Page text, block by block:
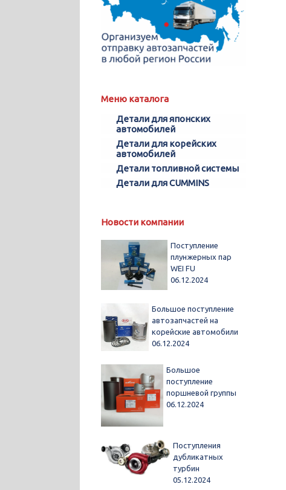
Меню каталога
Детали для японских
автомобилей
Детали для корейских
автомобилей
Детали топливной системы
Детали для CUMMINS
Новости компании
Поступление
плунжерных пар
WEI FU
06.12.2024
Большое поступление
автозапчастей на
корейские автомобили
06.12.2024
Большое
поступление
поршневой группы
06.12.2024
Поступления
дубликатных
турбин
05.12.2024